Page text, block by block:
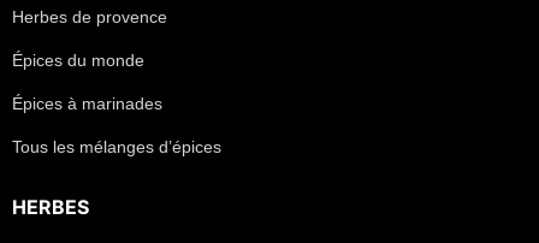
Herbes de provence
Épices du monde
Épices à marinades
Tous les mélanges d’épices
HERBES